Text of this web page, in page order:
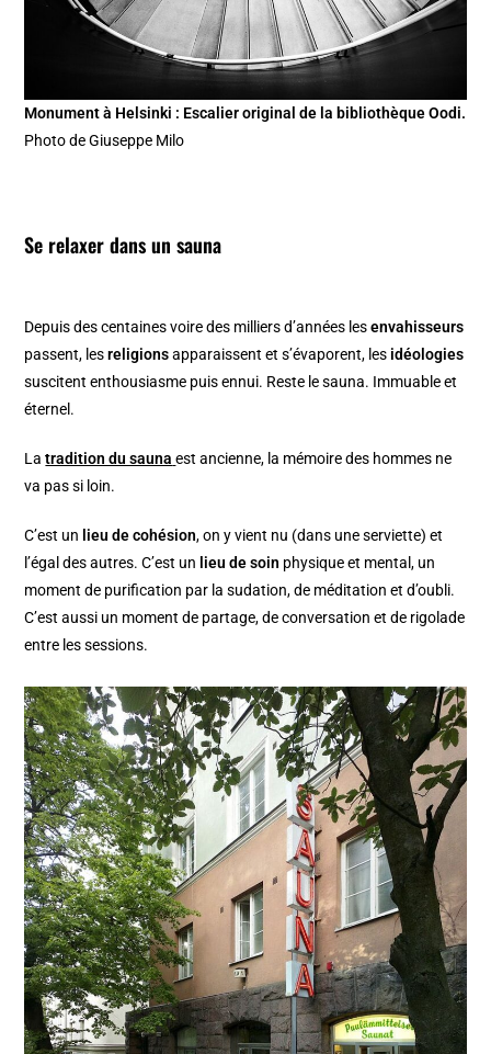
Monument à Helsinki : Escalier original de la bibliothèque Oodi.
Photo de Giuseppe Milo
Se relaxer dans un sauna
Depuis des centaines voire des milliers d’années lesenvahisseurs
passent, lesreligionsapparaissent et s’évaporent, les idéologies
suscitent enthousiasme puis ennui. Reste le sauna. Immuable et
éternel.
Latradition du sauna est ancienne, la mémoire des hommes ne
va pas si loin.
C’est un lieu de cohésion, on y vient nu (dans une serviette) et
l’égal des autres. C’est un lieu de soin physique et mental, un
moment de purification par la sudation, de méditation et d’oubli.
C’est aussi un moment de partage, de conversation et de rigolade
entre les sessions.